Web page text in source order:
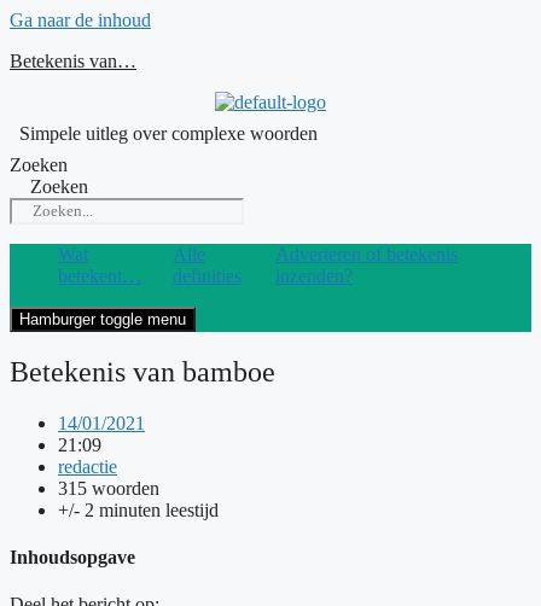
Ga naar de inhoud
Betekenis van…
Simpele uitleg over complexe woorden
Zoeken
Zoeken
Wat
betekent…
Alle
definities
Adverteren of betekenis
inzenden?
Hamburger toggle menu
Betekenis van bamboe
14/01/2021
21:09
redactie
315 woorden
+/- 2 minuten leestijd
Inhoudsopgave